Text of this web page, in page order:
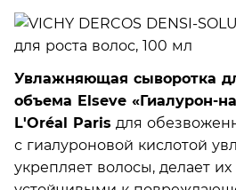
Увлажняющая сыворотка
объема Elseve «Гиалурон-
L'Oréal Paris для
с гиалуроновой кислотой
укрепляет волосы, делает